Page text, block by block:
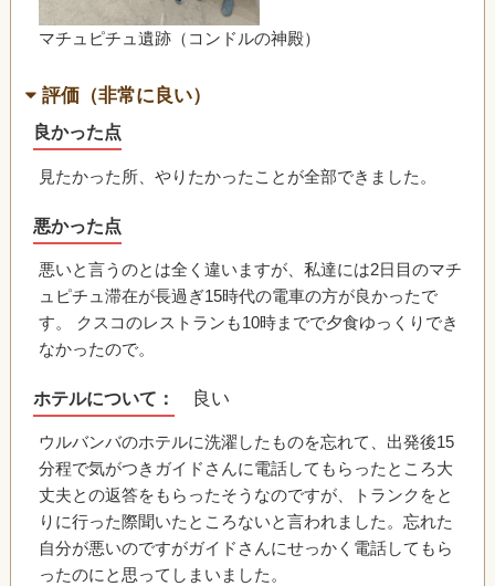
マチュピチュ遺跡（コンドルの神殿）
評価（非常に良い）
良かった点
見たかった所、やりたかったことが全部できました。
悪かった点
悪いと言うのとは全く違いますが、私達には2日目のマチ
ュピチュ滞在が長過ぎ15時代の電車の方が良かったで
す。 クスコのレストランも10時までで夕食ゆっくりでき
なかったので。
ホテルについて： 良い
ウルバンバのホテルに洗濯したものを忘れて、出発後15
分程で気がつきガイドさんに電話してもらったところ大
丈夫との返答をもらったそうなのですが、トランクをと
りに行った際聞いたところないと言われました。忘れた
自分が悪いのですがガイドさんにせっかく電話してもら
ったのにと思ってしまいました。